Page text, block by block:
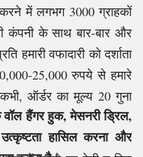
में लगभग 3000 ग्राहकों
कंपनी के साथ बार-बार और
हमारी वफादारी को दर्शाता
25,000 रुपये से हमारे
ऑर्डर का मूल्य 20 गुना
वॉल हैंगर हुक, मेसनरी ड्रिल,
हासिल करना और